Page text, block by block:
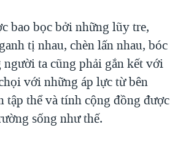
bao bọc bởi những lũy tre,
tị nhau, chèn lấn nhau, bóc
ta cũng phải gắn kết với
với những áp lực từ bên
tập thể và tính cộng đồng được
sống như thế.